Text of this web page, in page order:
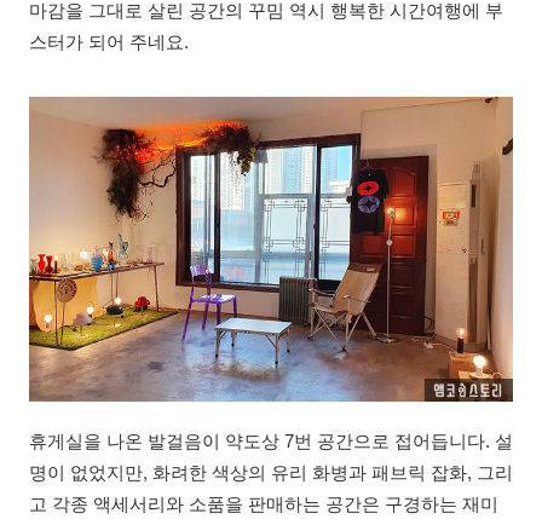
마감을 그대로 살린 공간의 꾸밈 역시 행복한 시간여행에 부
스터가 되어 주네요.
휴게실을 나온 발걸음이 약도상 7번 공간으로 접어듭니다. 설
명이 없었지만, 화려한 색상의 유리 화병과 패브릭 잡화, 그리
고 각종 액세서리와 소품을 판매하는 공간은 구경하는 재미